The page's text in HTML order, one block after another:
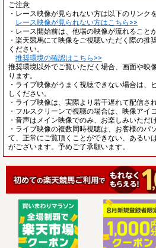
ご注意
・レース映像が見られない方は以下のリンク
レース映像が見られない方はこちら>>
・レース開始前は、他場の映像が流れること
・楽天競馬にて映像をご視聴いただく際の推
ください。
推奨環境の確認はこちら>>
推奨環境以外でご覧いただく場合、画面や映
ります。
・ライブ映像がうまく視聴できない場合は、
しください。
・ライブ映像は、実際より若干遅れて配信さ
・フルスクリーンで視聴の場合は、映像アイ
・音声はメイン映像でのみ、お楽しみいただ
・ライブ映像の複数同時視聴は、お客様のパ
て、正常にご覧頂くことができない、あるい
がございます。予めご了承願います。